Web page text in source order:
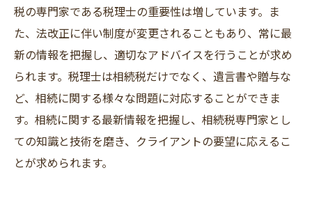
税の専門家である税理士の重要性は増しています。ま
た、法改正に伴い制度が変更されることもあり、常に最
新の情報を把握し、適切なアドバイスを行うことが求め
られます。税理士は相続税だけでなく、遺言書や贈与な
ど、相続に関する様々な問題に対応することができま
す。相続に関する最新情報を把握し、相続税専門家とし
ての知識と技術を磨き、クライアントの要望に応えるこ
とが求められます。